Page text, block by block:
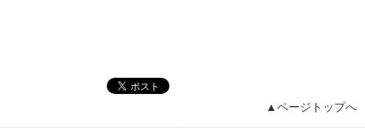
▲ページトップへ